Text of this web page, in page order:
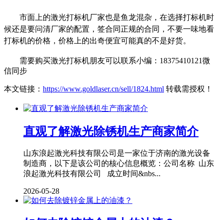
市面上的激光打标机厂家也是鱼龙混杂，在选择打标机时
候还是要问清厂家的配置，签合同正规的合同，不要一味地看
打标机的价格，价格上的出奇便宜可能真的不是好货。
需要购买激光打标机朋友可以联系小编：18375410121微
信同步
本文链接： https://www.goldlaser.cn/sell/1824.html 转载需授权！
直观了解激光除锈机生产商家简介
山东浪起激光科技有限公司是一家位于济南的激光设备
制造商，以下是该公司的核心信息概览：公司名称 山东
浪起激光科技有限公司 成立时间&nbs...
2026-05-28